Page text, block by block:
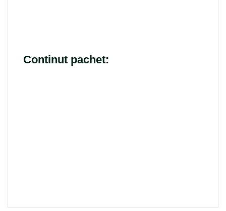
Continut pachet: